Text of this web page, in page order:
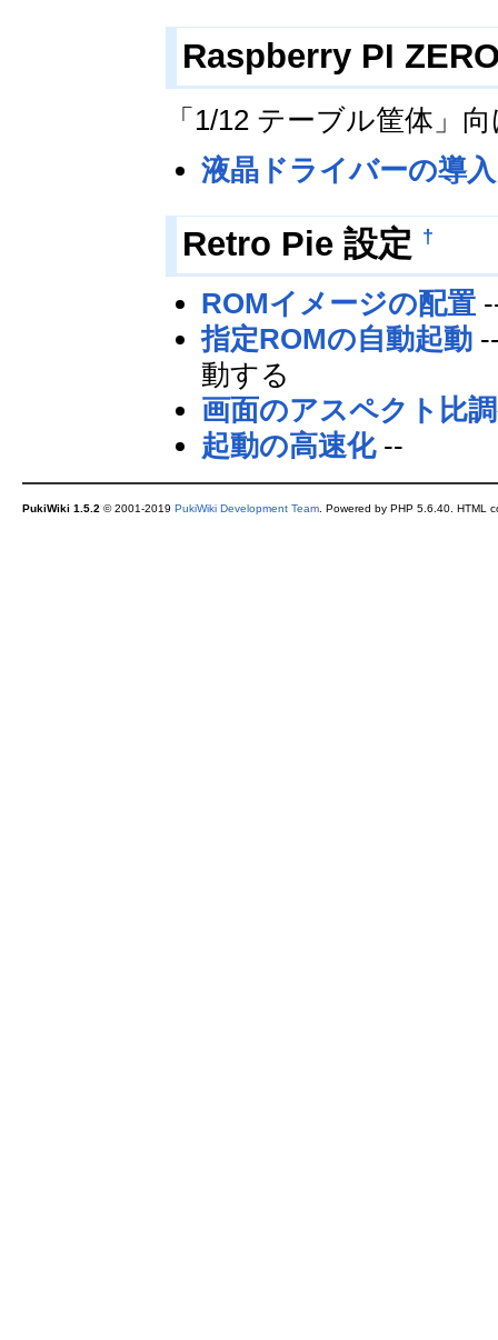
Raspberry PI
「1/12 テーブル筐体」
液晶ドライバーの導入
Retro Pie 設定 †
ROMイメージの配置
指定ROMの自動起動
動する
画面のアスペクト比
起動の高速化--
PukiWiki 1.5.2 © 2001-2019 PukiWiki Development Team. Powered by PHP 5.6.40. HTML